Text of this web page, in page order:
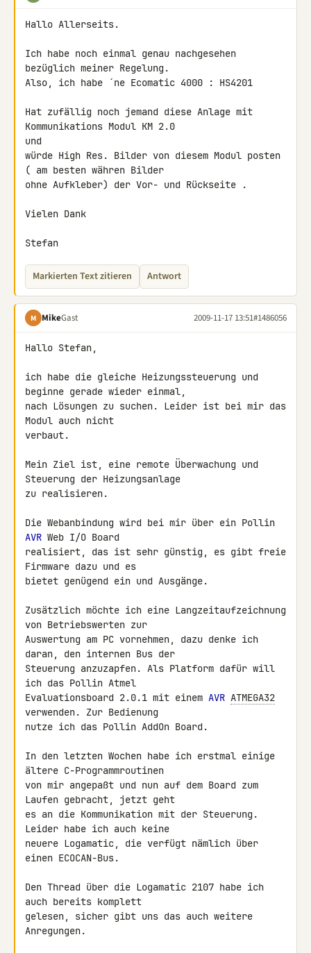
Hallo Allerseits.
Ich habe noch einmal genau nachgesehen
bezüglich meiner Regelung.
Also, ich habe ´ne Ecomatic 4000 : HS4201
Hat zufällig noch jemand diese Anlage mit
Kommunikations Modul KM 2.0
und
würde High Res. Bilder von diesem Modul posten
( am besten währen Bilder
ohne Aufkleber) der Vor- und Rückseite .
Vielen Dank
Stefan
Markierten Text zitieren Antwort
M MikeGast 2009-11-17 13:51#1486056
Hallo Stefan,
ich habe die gleiche Heizungssteuerung und
beginne gerade wieder einmal,
nach Lösungen zu suchen. Leider ist bei mir das
Modul auch nicht
verbaut.
Mein Ziel ist, eine remote Überwachung und
Steuerung der Heizungsanlage
zu realisieren.
AVR Web I/O Board
realisiert, das ist sehr günstig, es gibt freie
Firmware dazu und es
bietet genügend ein und Ausgänge.
Zusätzlich möchte ich eine Langzeitaufzeichnung
von Betriebswerten zur
Auswertung am PC vornehmen, dazu denke ich
daran, den internen Bus der
Steuerung anzuzapfen. Als Platform dafür will
ich das Pollin Atmel
Evaluationsboard 2.0.1 mit einem AVR ATMEGA32
verwenden. Zur Bedienung
nutze ich das Pollin AddOn Board.
In den letzten Wochen habe ich erstmal einige
ältere C-Programmroutinen
von mir angepaßt und nun auf dem Board zum
Laufen gebracht, jetzt geht
es an die Kommunikation mit der Steuerung.
Leider habe ich auch keine
neuere Logamatic, die verfügt nämlich über
einen ECOCAN-Bus.
Den Thread über die Logamatic 2107 habe ich
auch bereits komplett
gelesen, sicher gibt uns das auch weitere
Anregungen.